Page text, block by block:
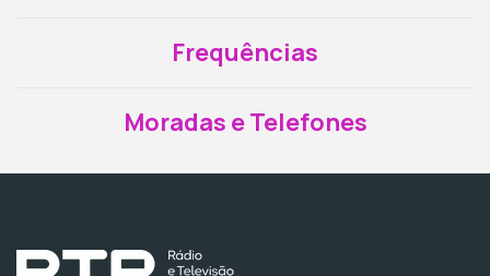
Frequências
Moradas e Telefones